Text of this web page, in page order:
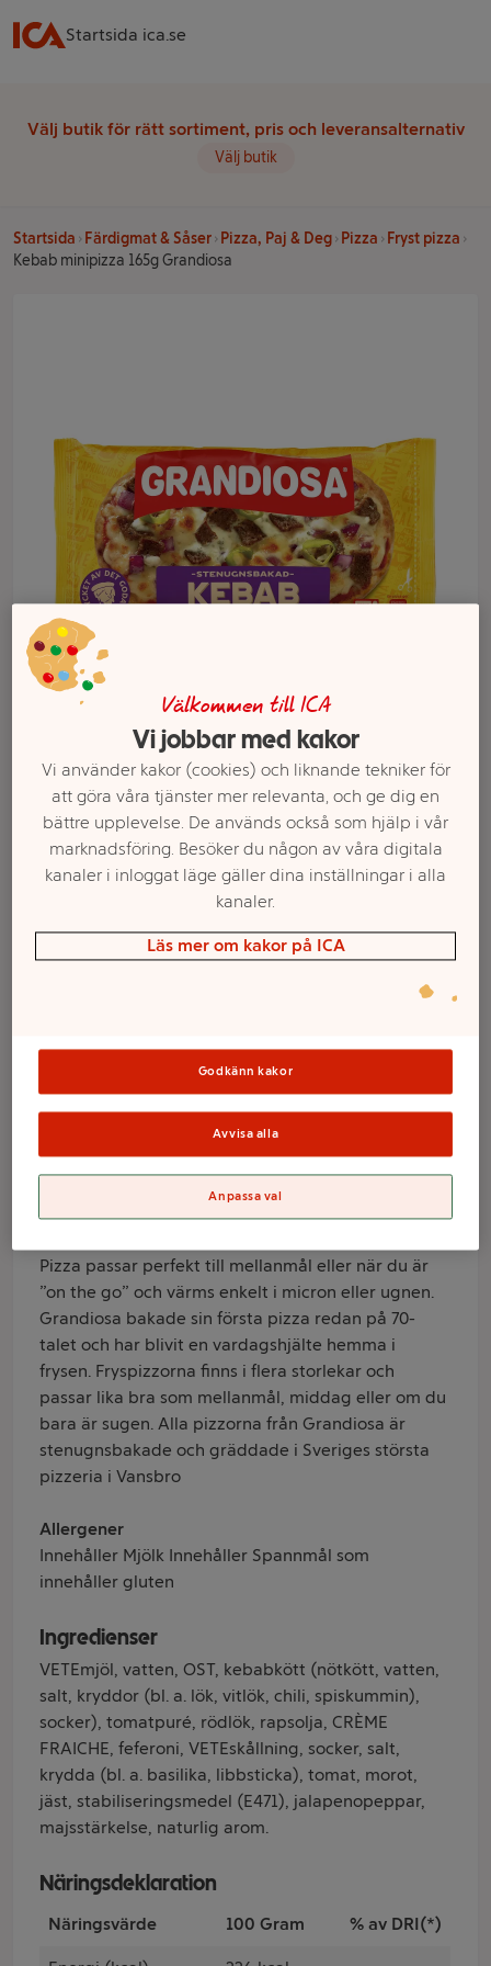
Startsida ica.se
Välj butik för rätt sortiment, pris och leveransalternativ
Välj butik
Startsida Färdigmat & Såser Pizza, Paj & Deg Pizza
Fryst pizza
Kebab minipizza 165g Grandiosa
Kebab minipizza
Grandiosa
Produktinformation
Information från leverantör
Grandiosa mini kebabpizza allt är toppad med
Pizza passar perfekt till mellanmål eller när du är
”on the go” och värms enkelt i micron eller ugnen.
Grandiosa bakade sin första pizza redan på 70-
talet och har blivit en vardagshjälte hemma i
frysen. Fryspizzorna finns i flera storlekar och
passar lika bra som mellanmål, middag eller om du
bara är sugen. Alla pizzorna från Grandiosa är
stenugnsbakade och gräddade i Sveriges största
pizzeria i Vansbro
Allergener
Innehåller Mjölk Innehåller Spannmål som
innehåller gluten
Ingredienser
VETEmjöl, vatten, OST, kebabkött (nötkött, vatten,
salt, kryddor (bl. a. lök, vitlök, chili, spiskummin),
socker), tomatpuré, rödlök, rapsolja, CRÈME
FRAICHE, feferoni, VETEskållning, socker, salt,
krydda (bl. a. basilika, libbsticka), tomat, morot,
jäst, stabiliseringsmedel (E471), jalapenopeppar,
majsstärkelse, naturlig arom.
Näringsdeklaration
Näringsvärde 100 Gram % av DRI(*)
Välj butik och handla
Sortimentet kan variera mellan butikerna
Välkommen till ICA
Vi jobbar med kakor
Vi använder kakor (cookies) och liknande tekniker för
att göra våra tjänster mer relevanta, och ge dig en
bättre upplevelse. De används också som hjälp i vår
marknadsföring. Besöker du någon av våra digitala
kanaler i inloggat läge gäller dina inställningar i alla
kanaler.
Läs mer om kakor på ICA
Godkänn kakor
Avvisa alla
Anpassa val